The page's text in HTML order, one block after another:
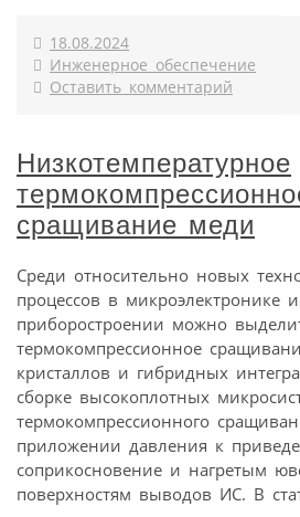
18.08.2024
Инженерное обеспечение
Оставить комментарий
Низкотемпературное
сращивание меди
Среди относительно новых
процессов в микроэлектронике и
приборостроении можно
термокомпрессионное
кристаллов и гибридных
сборке высокоплотных
термокомпрессионного
приложении давления к
соприкосновение и нагретым
поверхностям выводов ИС. В